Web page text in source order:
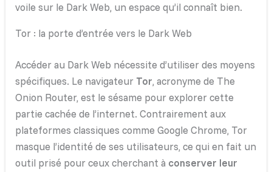
voile sur le Dark Web, un espace qu’il connaît bien.
Tor : la porte d’entrée vers le Dark Web
Accéder au Dark Web nécessite d’utiliser des moyens
spécifiques. Le navigateur Tor, acronyme de The
Onion Router, est le sésame pour explorer cette
partie cachée de l’internet. Contrairement aux
plateformes classiques comme Google Chrome, Tor
masque l’identité de ses utilisateurs, ce qui en fait un
outil prisé pour ceux cherchant à conserver leur